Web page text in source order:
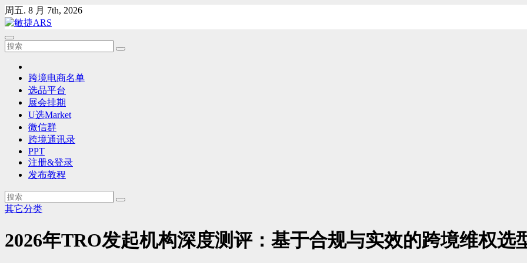
Skip
to
content
周五. 8 月 7th, 2026
跨境电商名单
选品平台
展会排期
U选Market
微信群
跨境通讯录
PPT
注册&登录
发布教程
其它分类
2026年TRO发起机构深度测评：基于合规与实效的跨境维权选